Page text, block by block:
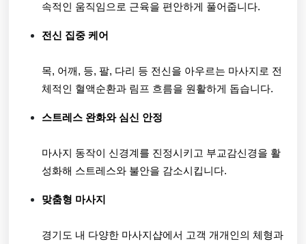
속적인 움직임으로 근육을 편안하게 풀어줍니다.
전신 집중 케어
목, 어깨, 등, 팔, 다리 등 전신을 아우르는 마사지로 전
체적인 혈액순환과 림프 흐름을 원활하게 돕습니다.
스트레스 완화와 심신 안정
마사지 동작이 신경계를 진정시키고 부교감신경을 활
성화해 스트레스와 불안을 감소시킵니다.
맞춤형 마사지
경기도 내 다양한 마사지샵에서 고객 개개인의 체형과